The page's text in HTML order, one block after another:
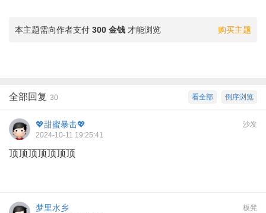
购买主题
本主题需向作者支付 300 金钱 才能浏览
倒序浏览
看全部
全部回复 30
沙发
💖甜蜜暴击💖
2024-10-11 19:25:41
顶顶顶顶顶顶顶
板凳
梦里水乡